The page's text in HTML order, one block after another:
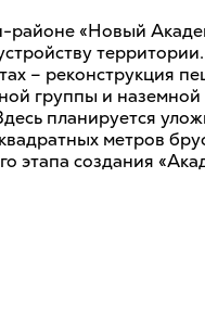
районе «Новый
– реконструкция
группы и
планируется
метров
этапа создания